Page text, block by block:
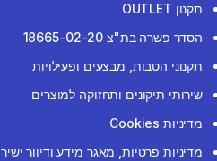
תקנון OUTLET
הסדר פשרה בת"צ 18665-02-20
תקנוני הטבות, מבצעים ופעילויות
שירותי תיקונים ותחזוקה למוצרים
מדיניות Cookies
מדיניות פרטיות, מאגר מידע ודיוור ישיר